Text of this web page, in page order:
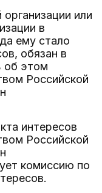
или
в
ему стало
обязан в
об этом
Российской
интересов
Российской
комиссию по